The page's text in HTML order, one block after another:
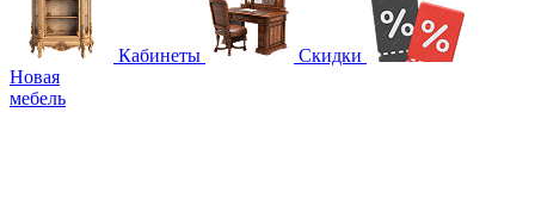
Кабинеты
Скидки
Новая
мебель